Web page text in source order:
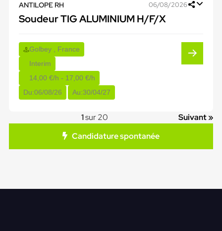
ANTILOPE RH 06/08/2026
Soudeur TIG ALUMINIUM H/F/X
Golbey , France
Interim
14,00 €/h - 17,00 €/h
Du:06/08/26 Au:30/04/27
1sur 20
Suivant »
Candidature spontanée